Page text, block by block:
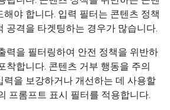
야 합니다. 입력 필터는 콘텐츠 정책
공격을 타겟팅하는 경우가 많습니다.
력을 필터링하여 안전 정책을 위반하
착합니다. 콘텐츠 거부 행동을 주의
력을 보강하거나 개선하는 데 사용할
프롬프트 표시 필터를 적용합니다.